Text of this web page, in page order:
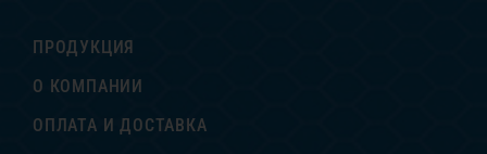
ПРОДУКЦИЯ
О КОМПАНИИ
ОПЛАТА И ДОСТАВКА